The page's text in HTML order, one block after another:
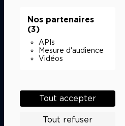
Nos partenaires
(3)
APIs
Mesure d'audience
Vidéos
Tout accepter
Tout refuser
Restons en lien
Inscrivez-vous à notre lettre
Suivez-nous sur les réseaux